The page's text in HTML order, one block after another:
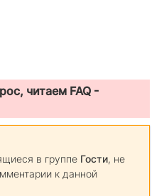
читаем FAQ -
в группе Гости, не
к данной